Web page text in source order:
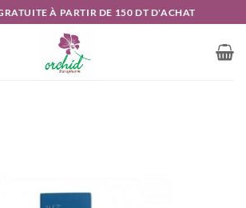
À PARTIR DE 150 DT D'ACHAT